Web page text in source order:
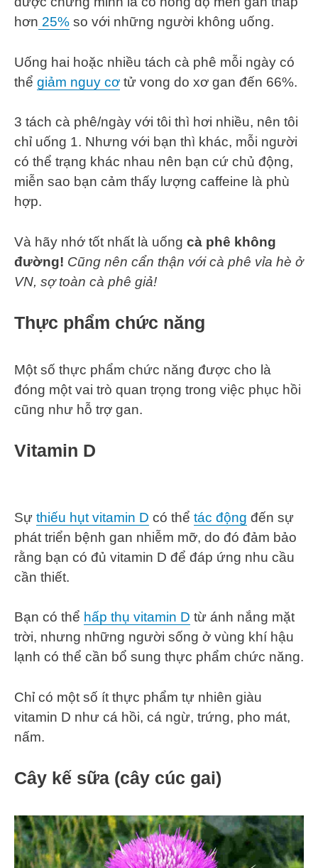
hơn 25% so với những người không uống.
Uống hai hoặc nhiều tách cà phê mỗi ngày có
thể giảm nguy cơ tử vong do xơ gan đến 66%.
3 tách cà phê/ngày với tôi thì hơi nhiều, nên tôi
chỉ uống 1. Nhưng với bạn thì khác, mỗi người
có thể trạng khác nhau nên bạn cứ chủ động,
miễn sao bạn cảm thấy lượng caffeine là phù
hợp.
Và hãy nhớ tốt nhất là uống cà phê không
đường! Cũng nên cẩn thận với cà phê vỉa hè ở
VN, sợ toàn cà phê giả!
Thực phẩm chức năng
Một số thực phẩm chức năng được cho là
đóng một vai trò quan trọng trong việc phục hồi
cũng như hỗ trợ gan.
Vitamin D
Sự thiếu hụt vitamin D có thể tác động đến sự
phát triển bệnh gan nhiễm mỡ, do đó đảm bảo
rằng bạn có đủ vitamin D để đáp ứng nhu cầu
cần thiết.
Bạn có thể hấp thụ vitamin D từ ánh nắng mặt
trời, nhưng những người sống ở vùng khí hậu
lạnh có thể cần bổ sung thực phẩm chức năng.
Chỉ có một số ít thực phẩm tự nhiên giàu
vitamin D như cá hồi, cá ngừ, trứng, pho mát,
nấm.
Cây kế sữa (cây cúc gai)